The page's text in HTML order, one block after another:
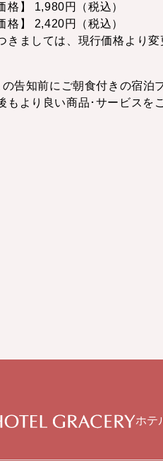
格】 1,980円（税込）
格】 2,420円（税込）
きましては、現行価格より変
告知前にご朝食付きの宿泊
もより良い商品･サービスを
ホテ